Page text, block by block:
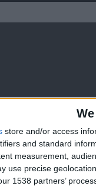
store and/or access
and standard
measurement,
use precise
1538 partners’